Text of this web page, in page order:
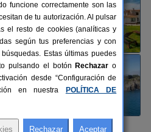
funcione correctamente son las
de tu autorización. Al pulsar
el resto de cookies (analíticas y
según tus preferencias y con
Estas últimas puedes
pulsando el botón Rechazar o
desde “Configuración de
en nuestra
POLÍTICA DE